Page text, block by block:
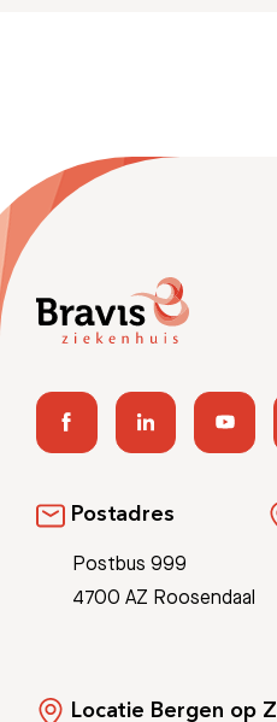
Postadres
Postbus 999
4700 AZ Roosendaal
Locatie Bergen op